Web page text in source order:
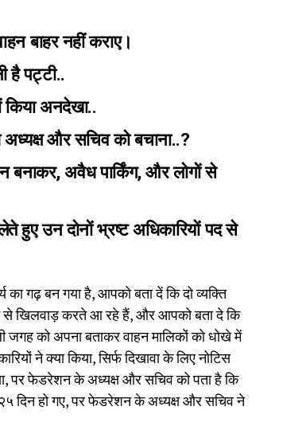
बाहर नहीं कराए।
है पट्टी..
किया अनदेखा..
और सचिव को बचाना..?
बनाकर, अवैध पार्किंग, और लोगों से
हुए उन दोनों भ्रष्ट अधिकारियों पद से
गढ़ बन गया है, आपको बता दें कि दो व्यक्ति
से खिलवाड़ करते आ रहे हैं, और आपको बता दे कि
को अपना बताकर वाहन मालिकों को धोखे में
ने क्या किया, सिर्फ दिखावा के लिए नोटिस
पर फेडरेशन के अध्यक्ष और सचिव को पता है कि
२५ दिन हो गए, पर फेडरेशन के अध्यक्ष और सचिव ने